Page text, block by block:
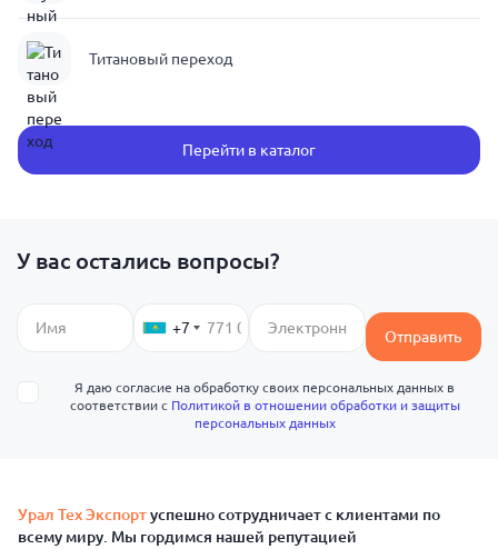
Титановый переход
Перейти в каталог
У вас остались вопросы?
+7 Отправить
Я даю согласие на обработку своих персональных данных в
соответствии с Политикой в отношении обработки и защиты
персональных данных
Урал Тех Экспортуспешно сотрудничает с клиентами по
всему миру. Мы гордимся нашей репутацией